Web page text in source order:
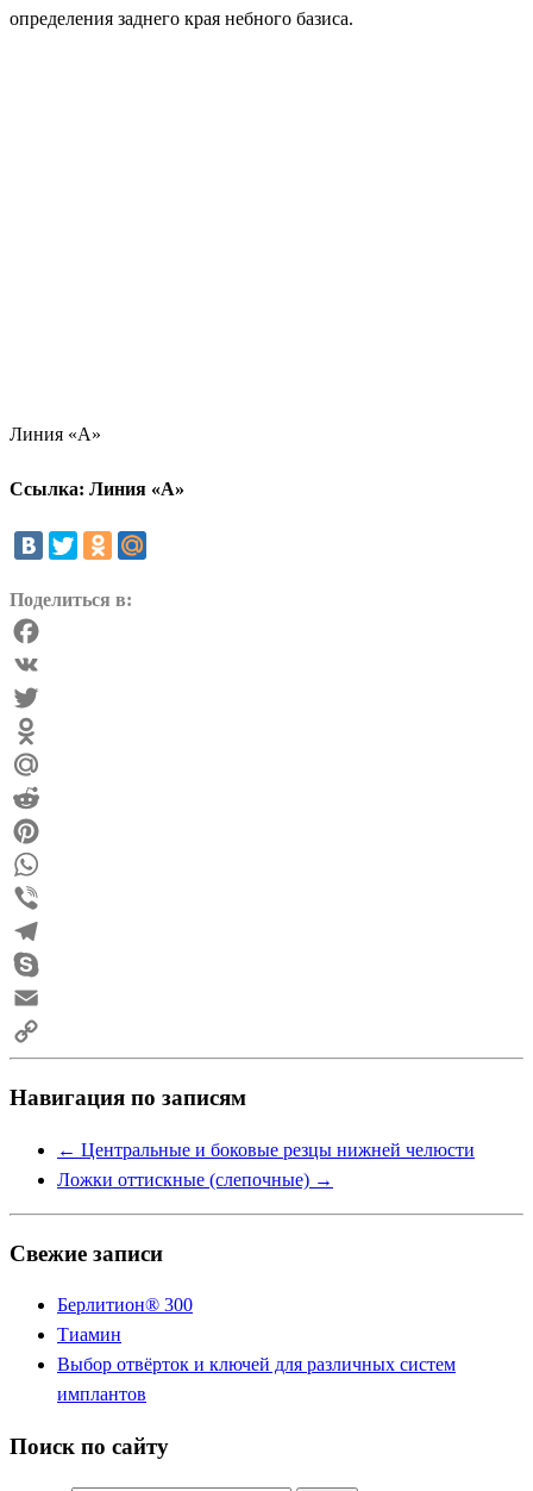
определения заднего края небного базиса.
Линия «А»
Ссылка: Линия «А»
Поделиться в:
Facebook
VK
Twitter
Odnoklassniki
Mail.Ru
Reddit
Pinterest
WhatsApp
Viber
Telegram
Skype
Email
Copy
Link
Навигация по записям
← Центральные и боковые резцы нижней челюсти
Ложки оттискные (слепочные) →
Свежие записи
Берлитион® 300
Тиамин
Выбор отвёрток и ключей для различных систем
имплантов
Поиск по сайту